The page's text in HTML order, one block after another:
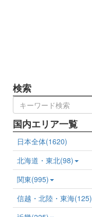
検索
国内エリア一覧
日本全体(1620)
北海道・東北(98)
関東(995)
信越・北陸・東海(125)